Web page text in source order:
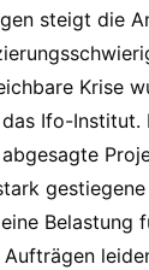
steigt die
Krise
Ifo-Institut.
Belastung
Aufträgen